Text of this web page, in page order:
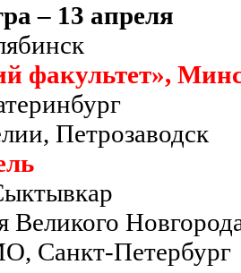
– 13 апреля
факультет»,
Петрозаводск
Великого
Санкт-Петербург